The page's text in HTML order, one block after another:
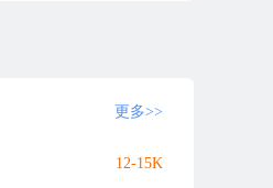
）有限公司，以方便
更多>>
12-15K